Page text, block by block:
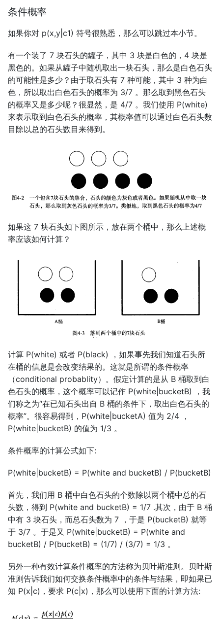
第二十四讲：马尔科夫矩阵、
傅里叶级数
第二十六讲：对称矩阵及正定
性
第二十七讲：复数矩阵和快速
傅里叶变换
第二十九讲：相似矩阵和若尔
第三十讲：奇异值分解
第三十一讲：线性变换及对应
矩阵
第三十二讲：基变换和图像压
第三十三讲：单元检测3复习
第三十四讲：左右逆和伪逆
第三十五讲：期末复习
条件概率
如果你对 p(x,y|c1) 符号很熟悉，那么可以跳过本小节。
有一个装了 7 块石头的罐子，其中 3 块是白色的，4 块是
黑色的。如果从罐子中随机取出一块石头，那么是白色石头
的可能性是多少？由于取石头有 7 种可能，其中 3 种为白
色，所以取出白色石头的概率为 3/7 。那么取到黑色石头
的概率又是多少呢？很显然，是 4/7 。我们使用 P(white)
来表示取到白色石头的概率，其概率值可以通过白色石头数
目除以总的石头数目来得到。
如果这 7 块石头如下图所示，放在两个桶中，那么上述概
率应该如何计算？
计算 P(white) 或者 P(black) ，如果事先我们知道石头所
在桶的信息是会改变结果的。这就是所谓的条件概率
（conditional probablity）。假定计算的是从 B 桶取到白
色石头的概率，这个概率可以记作 P(white|bucketB) ，我
们称之为“在已知石头出自 B 桶的条件下，取出白色石头的
概率”。很容易得到，P(white|bucketA) 值为 2/4 ，
P(white|bucketB) 的值为 1/3 。
条件概率的计算公式如下:
P(white|bucketB) = P(white and bucketB) / P(bucketB)
首先，我们用 B 桶中白色石头的个数除以两个桶中总的石
头数，得到 P(white and bucketB) = 1/7 .其次，由于 B 桶
中有 3 块石头，而总石头数为 7 ，于是 P(bucketB) 就等
于 3/7 。于是又 P(white|bucketB) = P(white and
bucketB) / P(bucketB) = (1/7) / (3/7) = 1/3 。
另外一种有效计算条件概率的方法称为贝叶斯准则。贝叶斯
准则告诉我们如何交换条件概率中的条件与结果，即如果已
知 P(x|c)，要求 P(c|x)，那么可以使用下面的计算方法: